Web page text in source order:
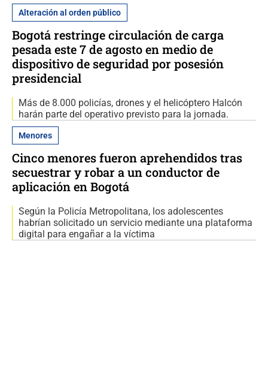
Alteración al orden público
Bogotá restringe circulación de carga
pesada este 7 de agosto en medio de
dispositivo de seguridad por posesión
presidencial
Más de 8.000 policías, drones y el helicóptero Halcón
harán parte del operativo previsto para la jornada.
Menores
Cinco menores fueron aprehendidos tras
secuestrar y robar a un conductor de
aplicación en Bogotá
Según la Policía Metropolitana, los adolescentes
habrían solicitado un servicio mediante una plataforma
digital para engañar a la víctima